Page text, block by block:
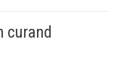
curand